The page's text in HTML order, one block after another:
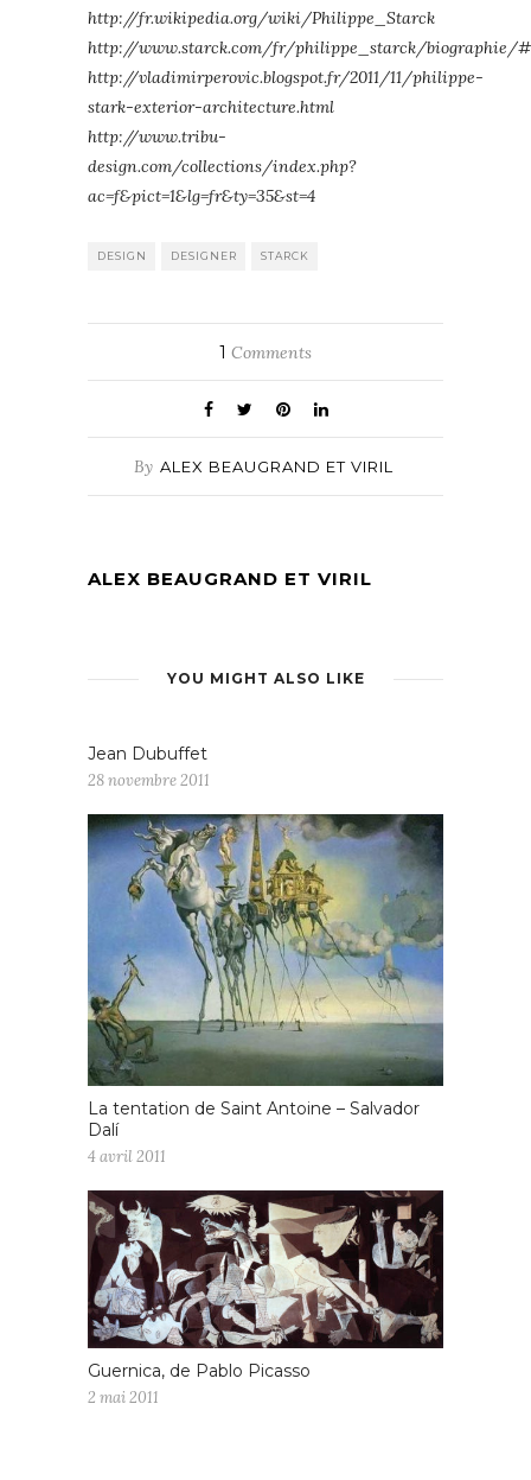
http://fr.wikipedia.org/wiki/Philippe_Starck
http://www.starck.com/fr/philippe_starck/biographie/
http://vladimirperovic.blogspot.fr/2011/11/philippe-
stark-exterior-architecture.html
http://www.tribu-
design.com/collections/index.php?
ac=f&pict=1&lg=fr&ty=35&st=4
DESIGN DESIGNER STARCK
1 Comments
By ALEX BEAUGRAND ET VIRIL
ALEX BEAUGRAND ET VIRIL
YOU MIGHT ALSO LIKE
Jean Dubuffet
28 novembre 2011
La tentation de Saint Antoine – Salvador
Dalí
4 avril 2011
Guernica, de Pablo Picasso
2 mai 2011